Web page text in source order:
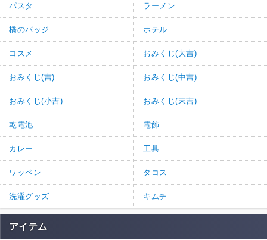
パスタ ラーメン
橋のバッジ ホテル
コスメ おみくじ(大吉)
おみくじ(吉) おみくじ(中吉)
おみくじ(小吉) おみくじ(末吉)
乾電池 電飾
カレー 工具
ワッペン タコス
洗濯グッズ キムチ
アイテム